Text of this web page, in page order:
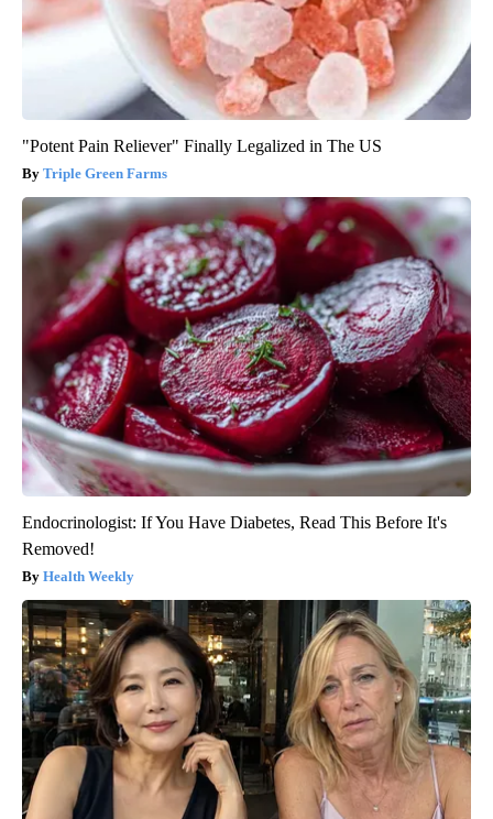
"Potent Pain Reliever" Finally Legalized in The US
Triple Green Farms
Endocrinologist: If You Have Diabetes, Read This Before It's
Removed!
Health Weekly